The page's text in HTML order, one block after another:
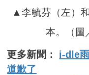
▲李毓芬（左）
本。（圖
更多新聞： i-dle
道歉了